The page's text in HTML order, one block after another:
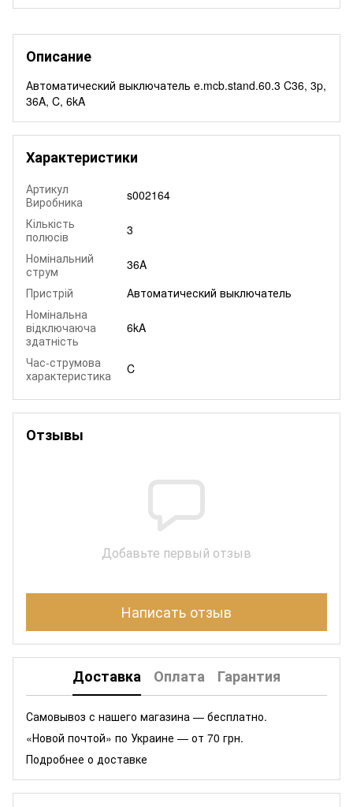
Описание
Автоматический выключатель e.mcb.stand.60.3 C36, 3p,
36A, C, 6kA
Характеристики
Артикул
Виробника
s002164
Кількість
полюсів
3
Номінальний
струм
36A
Пристрій
Автоматический выключатель
Номінальна
відключаюча
здатність
6kA
Час-струмова
характеристика
C
Отзывы
Добавьте первый отзыв
Написать отзыв
Доставка Оплата Гарантия
Самовывоз с нашего магазина — бесплатно.
«Новой почтой» по Украине — от 70 грн.
Подробнее о доставке